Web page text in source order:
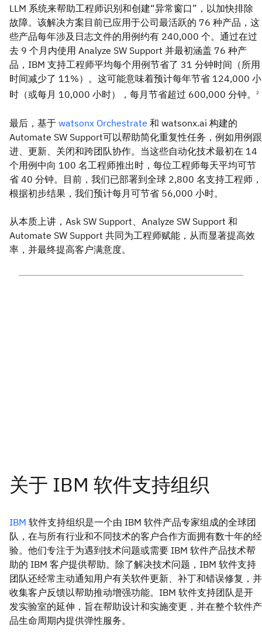
LLM 系统来帮助工程师识别和创建“异常窗口”，以加快排除
故障。该解决方案目前已应用于公司最活跃的 76 种产品，这
些产品每年涉及日志文件的用例约有 240,000 个。通过在过
去 9 个月内使用 Analyze SW Support 并最初涵盖 76 种产
品，IBM 支持工程师平均每个用例节省了 31 分钟时间（所用
时间减少了 11%）。这可能意味着预计每年节省 124,000 小
时（或每月 10,000 小时），每月节省超过 600,000 分钟。
2
最后，基于 watsonx Orchestrate 和 watsonx.ai 构建的
Automate SW Support可以帮助简化重复性任务，例如用例跟
进、更新、关闭和跨团队协作。当这些自动化技术最初在 14
个用例中向 100 名工程师推出时，每位工程师每天平均可节
省 40 分钟。目前，我们已部署到全球 2,800 名支持工程师，
根据初步结果，我们预计每月可节省 56,000 小时。
从本质上讲，Ask SW Support、Analyze SW Support 和
Automate SW Support 共同为工程师赋能，从而显著提高效
率，并最终提高客户满意度。
IBM 软件支持组织是一个由 IBM 软件产品专家组成的全球团
队，在与所有行业和不同技术的客户合作方面拥有数十年的经
验。他们专注于为遇到技术问题或需要 IBM 软件产品技术帮
助的 IBM 客户提供帮助。除了解决技术问题，IBM 软件支持
团队还经常主动通知用户有关软件更新、补丁和错误修复，并
收集客户反馈以帮助推动增强功能。IBM 软件支持团队是开
发实验室的延伸，旨在帮助设计和实施变更，并在整个软件产
品生命周期内提供弹性服务。